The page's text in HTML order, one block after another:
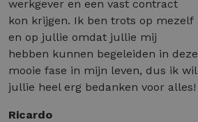
werkgever en een vast contract
kon krijgen. Ik ben trots op mezelf
en op jullie omdat jullie mij
hebben kunnen begeleiden in deze
mooie fase in mijn leven, dus ik wil
jullie heel erg bedanken voor alles!
Ricardo